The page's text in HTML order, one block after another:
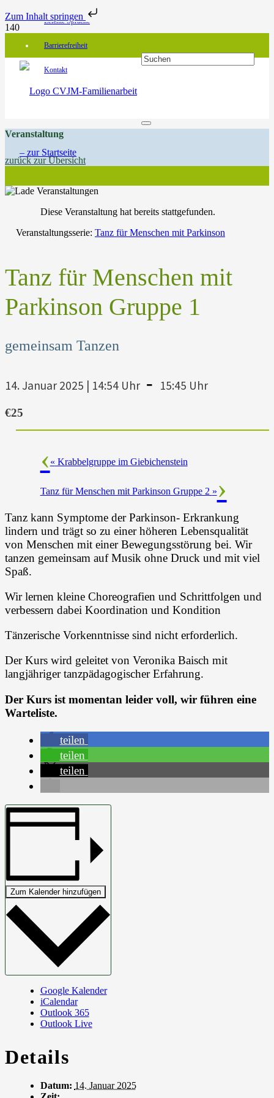
Zum Inhalt springen
Leichte Sprache
Barrierefreiheit
Kontakt
Veranstaltung
zurück zur Übersicht
Diese Veranstaltung hat bereits stattgefunden.
Veranstaltungsserie: Tanz für Menschen mit Parkinson
Tanz für Menschen mit
Parkinson Gruppe 1
gemeinsam Tanzen
14. Januar 2025 | 14:54 Uhr - 15:45 Uhr
€25
« Krabbelgruppe im Giebichenstein
Tanz für Menschen mit Parkinson Gruppe 2 »
Tanz kann Symptome der Parkinson- Erkrankung
lindern und trägt so zu einer höheren Lebensqualität
von Menschen mit einer Bewegungsstörung bei. Wir
tanzen gemeinsam auf Musik ohne Druck und mit viel
Spaß.
Wir lernen kleine Choreografien und Schrittfolgen und
verbessern dabei Koordination und Kondition
Tänzerische Vorkenntnisse sind nicht erforderlich.
Der Kurs wird geleitet von Veronika Baisch mit
langjähriger tanzpädagogischer Erfahrung.
Der Kurs ist momentan leider voll, wir führen eine
Warteliste.
teilen
teilen
teilen
Zum Kalender hinzufügen
Google Kalender
iCalendar
Outlook 365
Outlook Live
Details
Datum: 14. Januar 2025